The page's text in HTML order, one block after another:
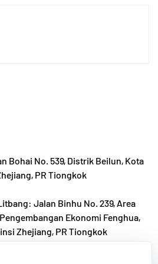
merek, dengan
yang diakui secara global
Bohai No. 539, Distrik Beilun, Kota
PR Tiongkok
Jalan Binhu No. 239, Area
Ekonomi Fenghua,
Zhejiang, PR Tiongkok